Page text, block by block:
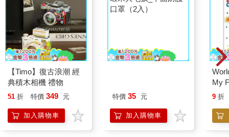
【Timo】復古浪潮 經
典積木相機 禮物
51 折 特價 349 元
加入購物車
口罩（2入）
特價 35 元
加入購物車
My
9 折